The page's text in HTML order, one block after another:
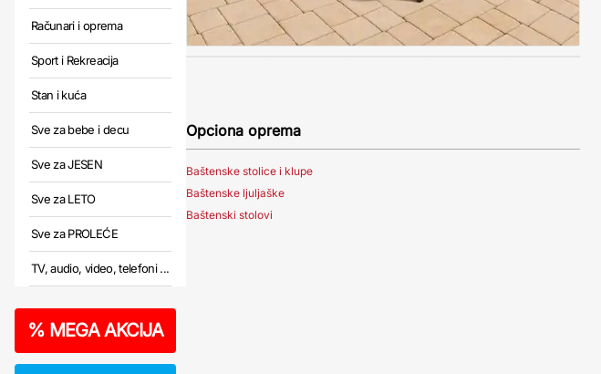
Računari i oprema
Sport i Rekreacija
Stan i kuća
Sve za bebe i decu
Sve za JESEN
Sve za LETO
Sve za PROLEĆE
TV, audio, video, telefoni ...
% MEGA AKCIJA
Opciona oprema
Baštenske stolice i klupe
Baštenske ljuljaške
Baštenski stolovi